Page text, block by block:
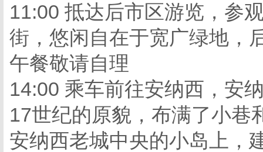
11:00 抵达后市区游览，参
街，悠闲自在于宽广绿地，
午餐敬请自理
14:00 乘车前往安纳西，安
17世纪的原貌，布满了小巷
安纳西老城中央的小岛上，